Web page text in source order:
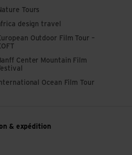
Tours
design travel
Outdoor Film Tour –
Center Mountain Film
Ocean Film Tour
& expédition